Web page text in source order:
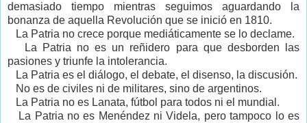
demasiado tiempo mientras seguimos aguardando la
bonanza de aquella Revolución que se inició en 1810.
La Patria no crece porque mediáticamente se lo declame.
La Patria no es un reñidero para que desborden las
pasiones y triunfe la intolerancia.
La Patria es el diálogo, el debate, el disenso, la discusión.
No es de civiles ni de militares, sino de argentinos.
La Patria no es Lanata, fútbol para todos ni el mundial.
La Patria no es Menéndez ni Videla, pero tampoco lo es